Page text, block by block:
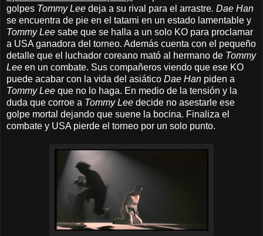
golpes Tommy Lee deja a su rival para el arrastre. Dae Han
se encuentra de pie en el tatami en un estado lamentable y
Tommy Lee sabe que se halla a un solo KO para proclamar
a USA ganadora del torneo. Además cuenta con el pequeño
detalle que el luchador coreano mató al hermano de Tommy
Lee en un combate. Sus compañeros viendo que ese KO
puede acabar con la vida del asiático Dae Han piden a
Tommy Lee que no lo haga. En medio de la tensión y la
duda que corroe a Tommy Lee decide no asestarle ese
golpe mortal dejando que suene la bocina. Finaliza el
combate y USA pierde el torneo por un solo punto.